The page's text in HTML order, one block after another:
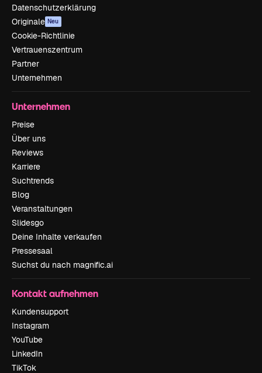
Datenschutzerklärung
Originale Neu
Cookie-Richtlinie
Vertrauenszentrum
Partner
Unternehmen
Unternehmen
Preise
Über uns
Reviews
Karriere
Suchtrends
Blog
Veranstaltungen
Slidesgo
Deine Inhalte verkaufen
Pressesaal
Suchst du nach magnific.ai
Kontakt aufnehmen
Kundensupport
Instagram
YouTube
LinkedIn
TikTok